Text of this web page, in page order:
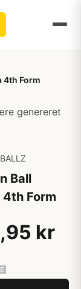
4th Form
genereret
Ball
4th Form
kr